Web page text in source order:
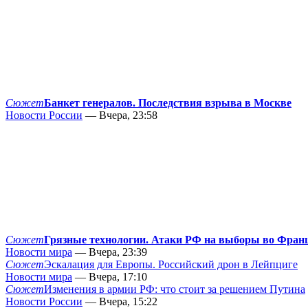
СюжетБанкет генералов. Последствия взрыва в Москве
Новости России — Вчера, 23:58
СюжетГрязные технологии. Атаки РФ на выборы во
Новости мира — Вчера, 23:39
СюжетЭскалация для Европы. Российский дрон в Лейпциге
Новости мира — Вчера, 17:10
СюжетИзменения в армии РФ: что стоит за решением Путина
Новости России — Вчера, 15:22